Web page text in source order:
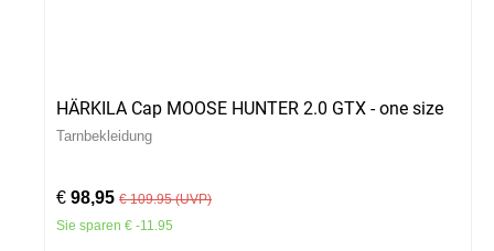
HÄRKILA Cap MOOSE HUNTER 2.0 GTX - one size
Tarnbekleidung
€ 98,95 € 109.95 (UVP)
Sie sparen € -11.95